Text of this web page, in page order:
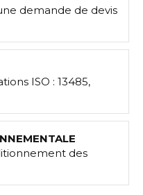
demande de devis
ISO : 13485,
des